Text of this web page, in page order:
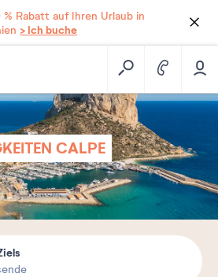
% Rabatt auf Ihren Urlaub in
> Ich buche
CALPE